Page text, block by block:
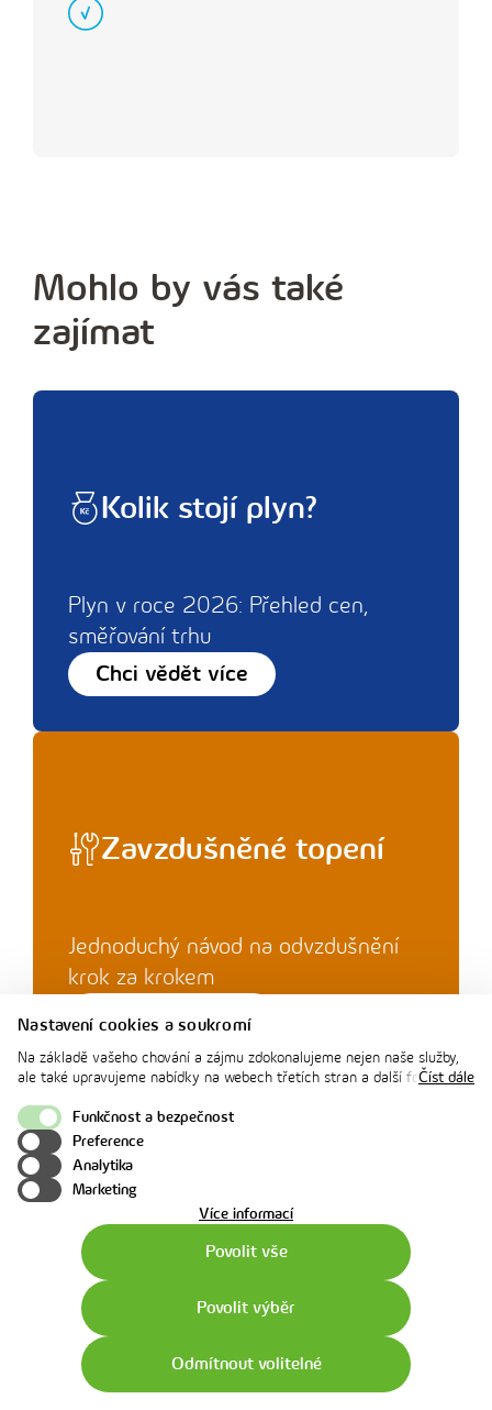
Nastavení cookies a soukromí
Na základě vašeho chování a zájmu zdokonalujeme nejen naše služby,
ale také upravujeme nabídky na webech třetích stran a další formy
souhlasu. Svoje nastavení můžete kdykoliv změnit v zápatí stránky v
„Nastavení soukromí". Více informací o tom, jak se soubory cookies a
osobními údaji pracujeme, včetně možností uplatnění vašich práv,
naleznete na webové stránce v sekci
Číst dále
Funkčnost a bezpečnost
Preference
Analytika
Marketing
Více informacío
Povolit vše
Povolit výběr
Odmítnout volitelné
Mohlo by vás také
zajímat
Kolik stojí plyn?
Plyn v roce 2026: Přehled cen,
směřování trhu
Chci vědět více
Zavzdušněné topení
Jednoduchý návod na odvzdušnění
krok za krokem
Chci vědět více
Výměna kotle
Jak poznat, že starý kotel už nestačí?
Video
chat
Zavolat